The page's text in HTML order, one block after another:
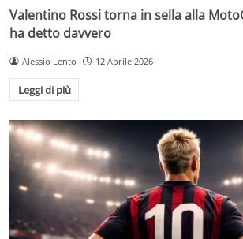
Valentino Rossi torna in sella alla
ha detto davvero
Alessio Lento 12 Aprile 2026
Leggi di più